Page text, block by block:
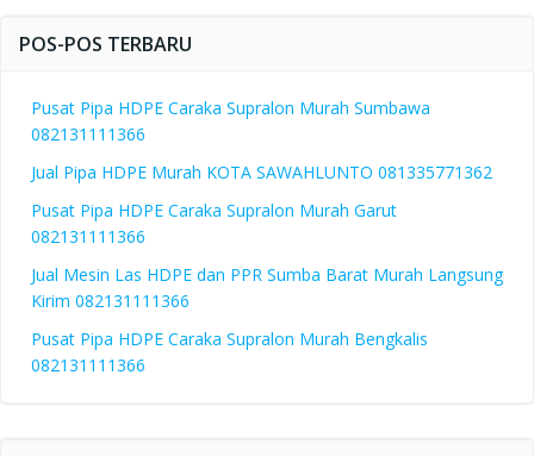
POS-POS TERBARU
Pusat Pipa HDPE Caraka Supralon Murah Sumbawa
082131111366
Jual Pipa HDPE Murah KOTA SAWAHLUNTO 081335771362
Pusat Pipa HDPE Caraka Supralon Murah Garut
082131111366
Jual Mesin Las HDPE dan PPR Sumba Barat Murah Langsung
Kirim 082131111366
Pusat Pipa HDPE Caraka Supralon Murah Bengkalis
082131111366